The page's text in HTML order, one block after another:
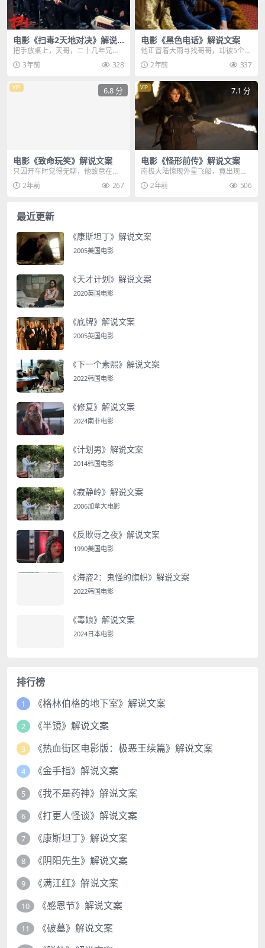
电影《扫毒2天地对决》解说
文案
把手放桌上，天哥，二十几年兄
弟，放，这个被活生生砍断三根手
指的男人，名叫地藏，是...
3年前 328
电影《黑色电话》解说文案
他正冒着大雨寻找哥哥，却被5个男
孩拦住去路，等到小姑娘再度起
身，男孩们竟全部消失...
2年前 337
VIP 6.8 分
电影《致命玩笑》解说文案
只因开车时觉得无聊，他故意在广
播中压低嗓音，然后模仿女人的语
调，勾引寂寞难耐的老...
2年前 267
VIP 7.1 分
电影《怪形前传》解说文案
南极大陆惊现外星飞船，竟出现外
星生物猎杀科考队员，怪异躯体伸
出触手开始大杀四方，...
2年前 506
最近更新
《康斯坦丁》解说文案
2005美国电影
《天才计划》解说文案
2020英国电影
《底牌》解说文案
2005英国电影
《下一个素熙》解说文案
2022韩国电影
《修复》解说文案
2024南非电影
《计划男》解说文案
2014韩国电影
《寂静岭》解说文案
2006加拿大电影
《反欺辱之夜》解说文案
1990美国电影
《海盗2：鬼怪的旗帜》解说文案
2022韩国电影
《毒娘》解说文案
2024日本电影
排行榜
1 《格林伯格的地下室》解说文案
2 《半镜》解说文案
3 《热血街区电影版：极恶王续篇》解说文案
4 《金手指》解说文案
5 《我不是药神》解说文案
6 《打更人怪谈》解说文案
7 《康斯坦丁》解说文案
8 《阴阳先生》解说文案
9 《满江红》解说文案
10 《感恩节》解说文案
11 《破墓》解说文案